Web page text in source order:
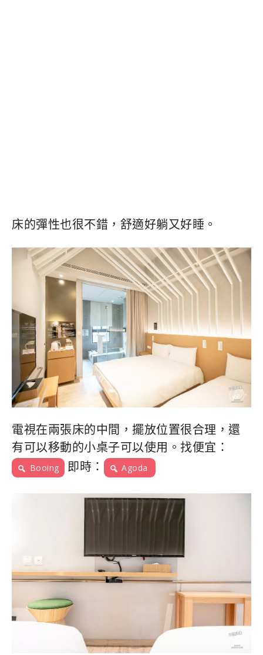
床的彈性也很不錯，舒適好躺又好睡。
電視在兩張床的中間，擺放位置很合理，還
有可以移動的小桌子可以使用。找便宜：
Booing 即時： Agoda